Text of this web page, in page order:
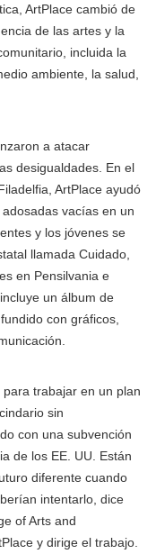
ArtPlace cambió de
de las artes y la
incluida la
ambiente, la salud,
a atacar
desigualdades. En el
ArtPlace ayudó
vacías en un
y los jóvenes se
llamada Cuidado,
en Pensilvania e
un álbum de
con gráficos,
trabajar en un plan
sin
con una subvención
de los EE. UU. Están
diferente cuando
intentarlo, dice
of Arts and
y dirige el trabajo.